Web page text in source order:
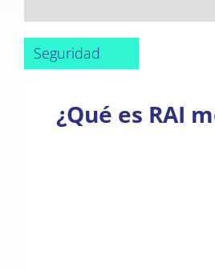
Seguridad
¿Qué es RAI